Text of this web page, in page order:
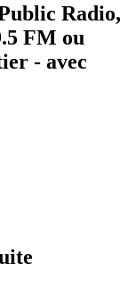
Radio,
FM ou
- avec